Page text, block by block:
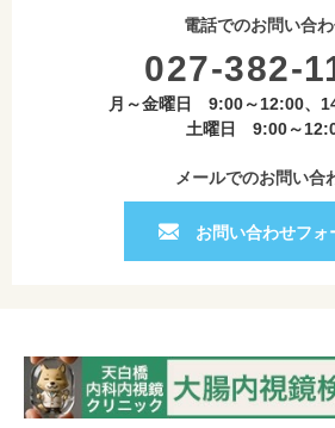
電話でのお問い合
027-382-
月～金曜日 9:00～12:00、
土曜日 9:00～
メールでのお問い合
お問い合わせフォ